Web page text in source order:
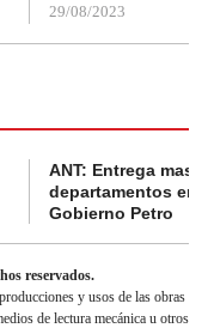
29/08/2023
ANT: Entrega
departamentos en
Gobierno Petro
reservados.
y usos de las obras
de lectura mecánica u otros